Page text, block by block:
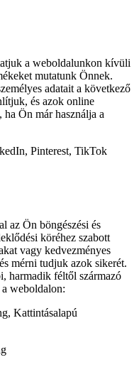
a weboldalunkon kívüli
mutatunk Önnek.
adatait a következő
és azok online
Ön már használja a
Pinterest, TikTok
az Ön böngészési és
köréhez szabott
vagy kedvezményes
mérni tudjuk azok sikerét.
harmadik féltől származó
a weboldalon:
Kattintásalapú